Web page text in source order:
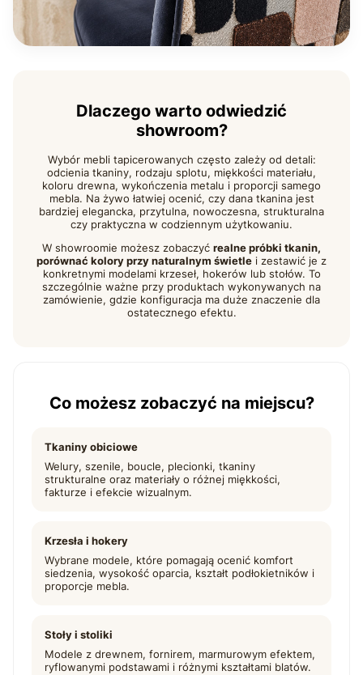
Dlaczego warto odwiedzić
showroom?
Wybór mebli tapicerowanych często zależy od detali:
odcienia tkaniny, rodzaju splotu, miękkości materiału,
koloru drewna, wykończenia metalu i proporcji samego
mebla. Na żywo łatwiej ocenić, czy dana tkanina jest
bardziej elegancka, przytulna, nowoczesna, strukturalna
czy praktyczna w codziennym użytkowaniu.
W showroomie możesz zobaczyć realne próbki tkanin,
porównać kolory przy naturalnym świetle i zestawić je z
konkretnymi modelami krzeseł, hokerów lub stołów. To
szczególnie ważne przy produktach wykonywanych na
zamówienie, gdzie konfiguracja ma duże znaczenie dla
ostatecznego efektu.
Co możesz zobaczyć na miejscu?
Tkaniny obiciowe
Welury, szenile, boucle, plecionki, tkaniny
strukturalne oraz materiały o różnej miękkości,
fakturze i efekcie wizualnym.
Krzesła i hokery
Wybrane modele, które pomagają ocenić komfort
siedzenia, wysokość oparcia, kształt podłokietników i
proporcje mebla.
Stoły i stoliki
Modele z drewnem, fornirem, marmurowym efektem,
ryflowanymi podstawami i różnymi kształtami blatów.